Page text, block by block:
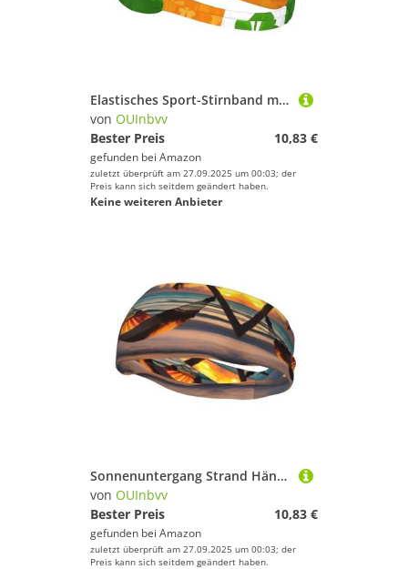
Elastisches Sport-Stirnband mit irischer Flagge, weich, hautfreundlich, schweißabsorbierend, atmungsaktiv für eine Vielzahl von Outdoor-Sportarten
von OUInbvv
Bester Preis
10,83 €
gefunden bei Amazon
zuletzt überprüft am 27.09.2025 um 00:03; der
Preis kann sich seitdem geändert haben.
Keine weiteren Anbieter
Sonnenuntergang Strand Hängematte Mode Sport Schweißabsorbierendes Stirnband Elastisch Atmungsaktiv Unisex für Laufen Fitness Yoga und andere Sportarten
von OUInbvv
Bester Preis
10,83 €
gefunden bei Amazon
zuletzt überprüft am 27.09.2025 um 00:03; der
Preis kann sich seitdem geändert haben.